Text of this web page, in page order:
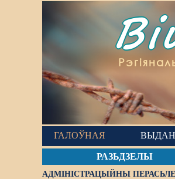
ГАЛОЎНАЯ
РАЗЬДЗЕЛЫ
АДМІНІСТРАЦЫЙНЫ